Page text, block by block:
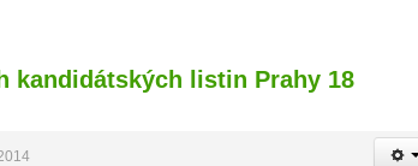
kandidátských listin Prahy 18